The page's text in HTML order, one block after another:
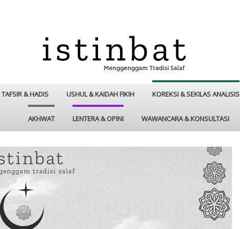
TAFSIR & HADIS USHUL & KAIDAH FIKIH KOREKSI & SEKILAS ANALISIS
AKHWAT LENTERA & OPINI WAWANCARA & KONSULTASI